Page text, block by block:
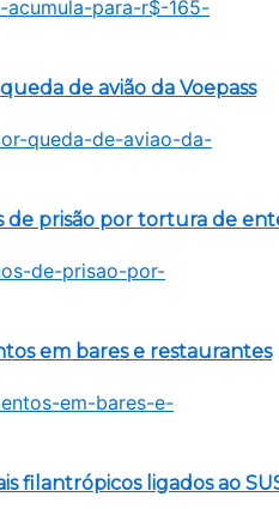
de avião da Voepass
de prisão por tortura de
em bares e restaurantes
filantrópicos ligados ao